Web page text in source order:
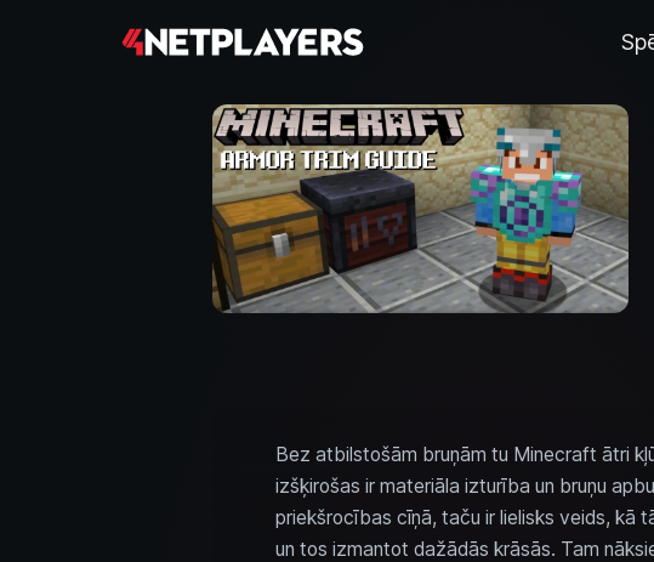
Bez atbilstošām bruņām tu Minecraft ātri
izšķirošas ir materiāla izturība un bruņu
priekšrocības cīņā, taču ir lielisks veids, kā
un tos izmantot dažādās krāsās. Tam